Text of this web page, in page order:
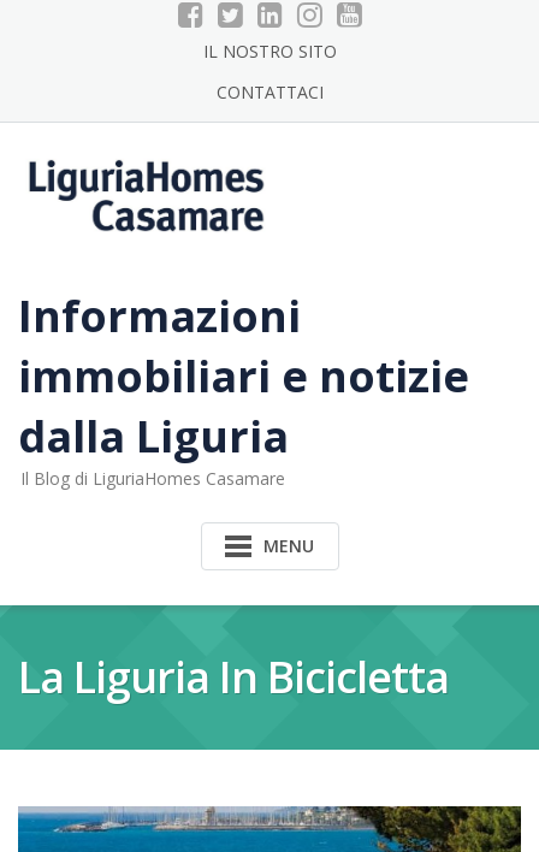
IL NOSTRO SITO
CONTATTACI
Informazioni
immobiliari e notizie
dalla Liguria
Il Blog di LiguriaHomes Casamare
MENU
La Liguria In Bicicletta